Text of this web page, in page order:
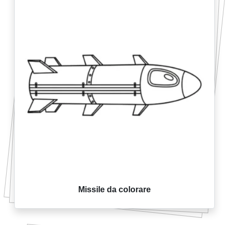
Missile da colorare